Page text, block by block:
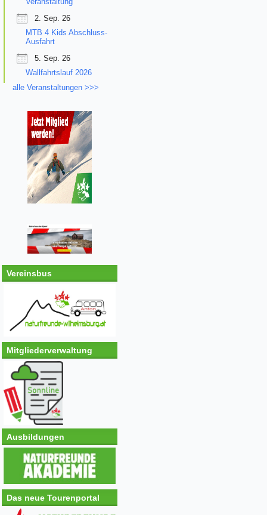
2. Sep. 26
MTB 4 Kids Abschluss-
Ausfahrt
5. Sep. 26
Wallfahrtslauf 2026
alle Veranstaltungen >>>
Vereinsbus
Mitgliederverwaltung
Ausbildungen
Das neue Tourenportal